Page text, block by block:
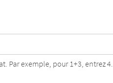
Par exemple, pour 1+3, entrez 4.